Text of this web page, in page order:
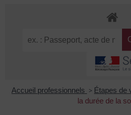
Accueil professionnels > Étapes de
la durée de la